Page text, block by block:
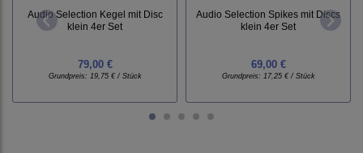
Audio Selection Kegel mit Disc
klein 4er Set
79,00 €
Grundpreis: 19,75 € / Stück
Audio Selection Spikes mit Discs
klein 4er Set
69,00 €
Grundpreis: 17,25 € / Stück